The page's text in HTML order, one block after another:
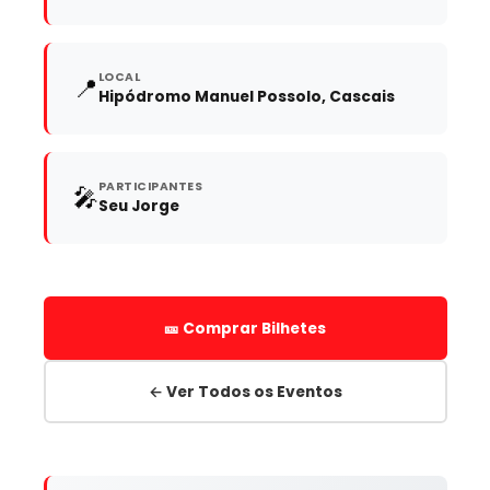
📍 LOCAL
Hipódromo Manuel Possolo, Cascais
🎤PARTICIPANTES
Seu Jorge
🎫 Comprar Bilhetes
← Ver Todos os Eventos